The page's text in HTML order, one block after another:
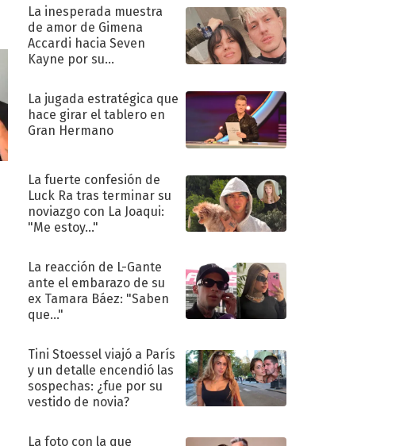
La inesperada muestra
de amor de Gimena
Accardi hacia Seven
Kayne por su
La jugada estratégica que
hace girar el tablero en
Gran Hermano
La fuerte confesión de
Luck Ra tras terminar su
noviazgo con La Joaqui:
"Me estoy..."
La reacción de L-Gante
ante el embarazo de su
ex Tamara Báez: "Saben
que..."
Tini Stoessel viajó a París
y un detalle encendió las
sospechas: ¿fue por su
vestido de novia?
La foto con la que